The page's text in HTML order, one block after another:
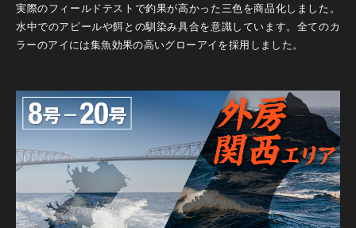
実際のフィールドテストで釣果が高かった三色を商品化しました。
水中でのアピールや餌との馴染み具合を意識しています。全てのカ
ラーのアイには集魚効果の高いグローアイを採用しました。